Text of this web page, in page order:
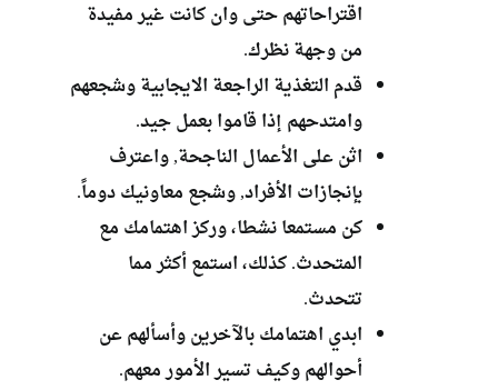
اقتراحاتهم حتى وان كانت غير مفيدة
من وجهة نظرك.
قدم التغذية الراجعة الايجابية وشجعهم
وامتدحهم إذا قاموا بعمل جيد.
اثن على الأعمال الناجحة, واعترف
بإنجازات الأفراد, وشجع معاونيك دوماً.
كن مستمعا نشطا، وركز اهتمامك مع
المتحدث. كذلك، استمع أكثر مما
تتحدث.
ابدي اهتمامك بالآخرين وأسألهم عن
أحوالهم وكيف تسير الأمور معهم.